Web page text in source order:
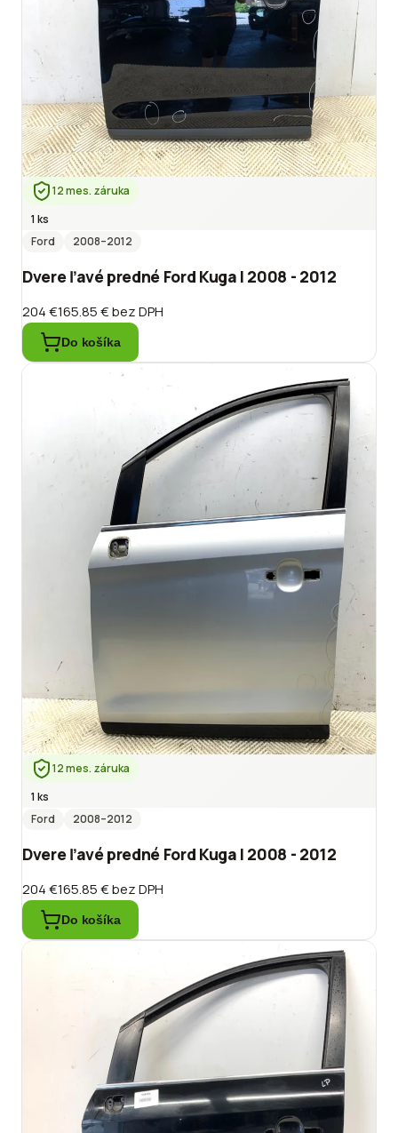
12 mes. záruka
1 ks
Ford
2008–2012
Dvere ľavé predné Ford Kuga I 2008 - 2012
204 €165.85 €bez DPH
Do košíka
12 mes. záruka
1 ks
Ford
2008–2012
Dvere ľavé predné Ford Kuga I 2008 - 2012
204 €165.85 €bez DPH
Do košíka